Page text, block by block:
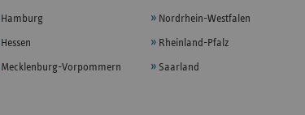
Hamburg
Hessen
Mecklenburg-Vorpommern
Nordrhein-Westfalen
Rheinland-Pfalz
Saarland